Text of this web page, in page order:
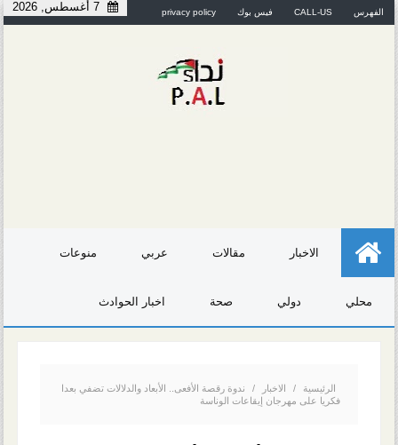
الفهرس CALL-US فيس بوك privacy policy 7 أغسطس, 2026
الاخبار مقالات عربي منوعات
محلي دولي صحة اخبار الحوادث
الرئيسية / الاخبار /
ندوة رقصة الأفعى.. الأبعاد والدلالات تضفي بعدا
فكريا على مهرجان إيقاعات الوناسة